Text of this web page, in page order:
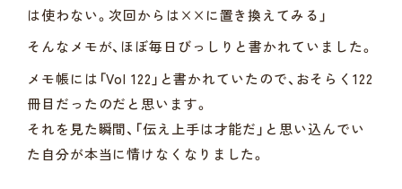
は使わない。次回からは××に置き換えてみる」
そんなメモが、ほぼ毎日びっしりと書かれていました。
メモ帳には「Vol 122」と書かれていたので、おそらく122
冊目だったのだと思います。
それを見た瞬間、「伝え上手は才能だ」と思い込んでい
た自分が本当に情けなくなりました。